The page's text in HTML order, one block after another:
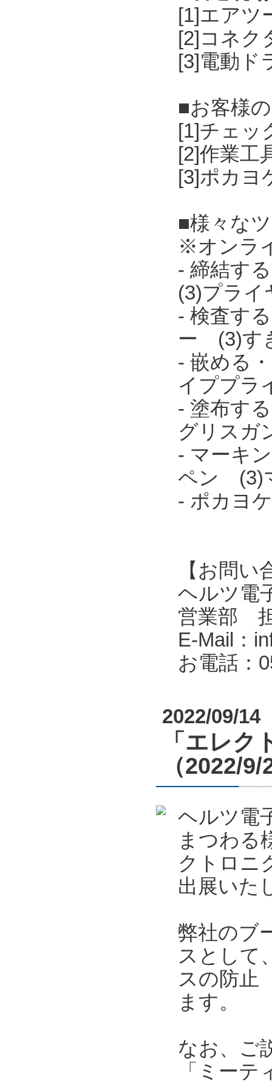
[1]エアツ
[2]コネク
[3]電動ド
■お客様
[1]チェッ
[2]作業工
[3]ポカヨ
■様々な
※オンラ
- 締結す
(3)プライ
- 検査す
ー (3)す
- 嵌める
イププラ
- 塗布す
グリスガ
- マーキ
ペン (3)
- ポカヨ
【お問い
ヘルツ電
営業部
E-Mail：
お電話：
2022/09/14
「エレ
（2022/
ヘルツ電
まつわる
クトロニ
出展いた
弊社のブ
スとして
スの防止
ます。
なお、ご
「ミー